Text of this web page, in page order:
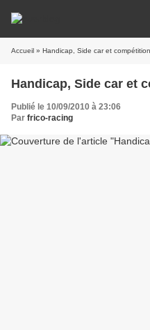
Accueil » Handicap, Side car et
Handicap, Side car et
Publié le 10/09/2010 à 23:06
Par frico-racing